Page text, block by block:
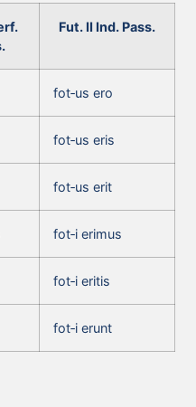
Fut. II Ind. Pass.
fot‑us ero
fot‑us eris
fot‑us erit
fot‑i erimus
fot‑i eritis
fot‑i erunt